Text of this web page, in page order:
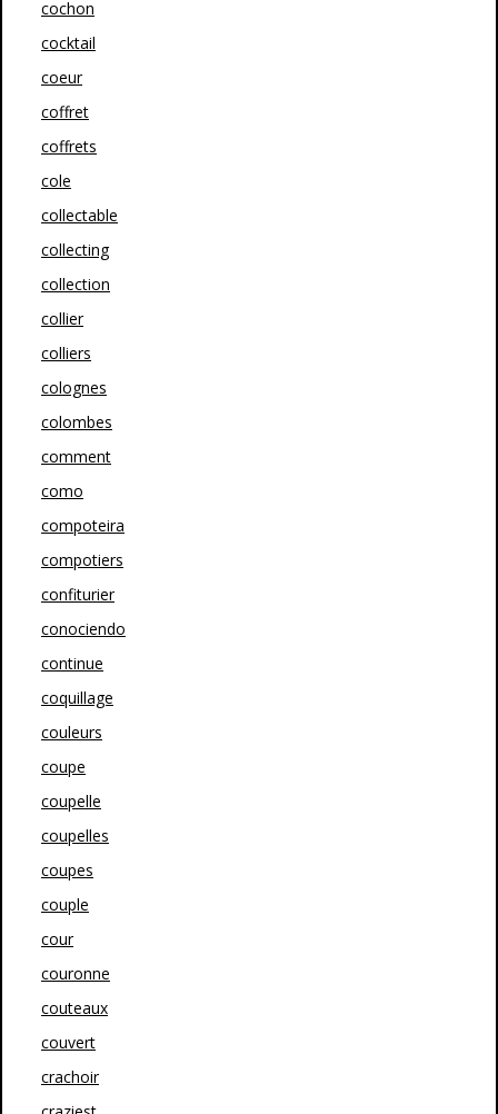
cochon
cocktail
coeur
coffret
coffrets
cole
collectable
collecting
collection
collier
colliers
colognes
colombes
comment
como
compoteira
compotiers
confiturier
conociendo
continue
coquillage
couleurs
coupe
coupelle
coupelles
coupes
couple
cour
couronne
couteaux
couvert
crachoir